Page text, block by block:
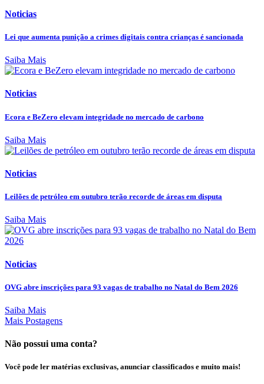
Noticias
Lei que aumenta punição a crimes digitais contra crianças é sancionada
Saiba Mais
Noticias
Ecora e BeZero elevam integridade no mercado de carbono
Saiba Mais
Noticias
Leilões de petróleo em outubro terão recorde de áreas em disputa
Saiba Mais
Noticias
OVG abre inscrições para 93 vagas de trabalho no Natal do Bem 2026
Saiba Mais
Mais Postagens
Não possui uma conta?
Você pode ler matérias exclusivas, anunciar classificados e muito mais!